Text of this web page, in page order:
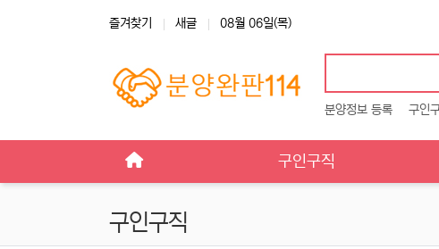
즐겨찾기 새글 08월 06일(목)
분양정보 등록 구인
구인구직
구인구직